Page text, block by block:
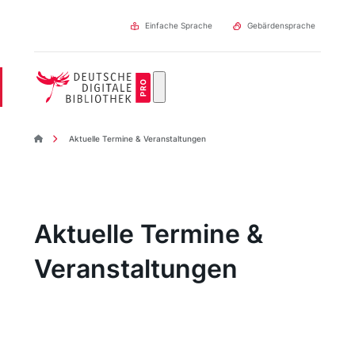
Einfache Sprache Gebärdensprache
DDBpro StartseiteAktuelle Termine & Veranstaltungen
Aktuelle Termine &
Veranstaltungen